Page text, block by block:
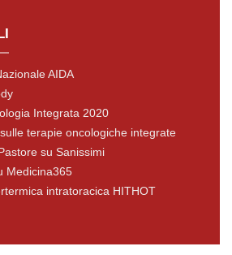
AIDA
Integrata 2020
terapie oncologiche integrate
su Sanissimi
Medicina365
intratoracica HITHOT